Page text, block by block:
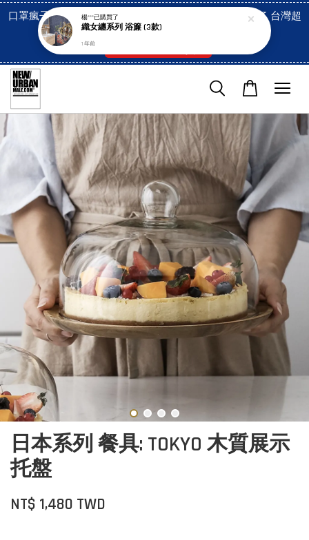
口罩瘋子官網, 放心訂購! 香港澳門信用卡付費已經開啓了 台灣超
市貨到付款也是!
日本系列 餐具: TOKYO 木質展示
托盤
NT$ 1,480 TWD
楊***已購買了
織女纏系列 浴簾 (3款)
1 年前